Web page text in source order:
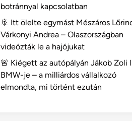
botránnyal kapcsolatban
🚢 Itt ölelte egymást Mészáros
Várkonyi Andrea – Olaszországban
videózták le a hajójukat
🚨 Kiégett az autópályán Jákob Zoli
BMW-je – a milliárdos vállalkozó
elmondta, mi történt ezután